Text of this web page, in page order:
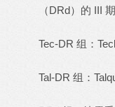
（DRd）的 III
Tec-DR 组：
Tal-DR 组：